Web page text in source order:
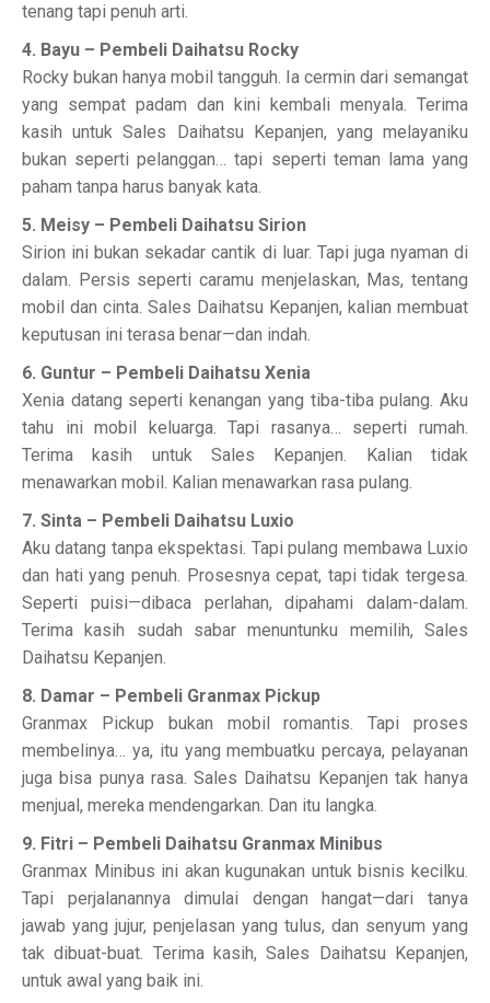
tenang tapi penuh arti.
4. Bayu – Pembeli Daihatsu Rocky
Rocky bukan hanya mobil tangguh. Ia cermin dari semangat
yang sempat padam dan kini kembali menyala. Terima
kasih untuk Sales Daihatsu Kepanjen, yang melayaniku
bukan seperti pelanggan… tapi seperti teman lama yang
paham tanpa harus banyak kata.
5. Meisy – Pembeli Daihatsu Sirion
Sirion ini bukan sekadar cantik di luar. Tapi juga nyaman di
dalam. Persis seperti caramu menjelaskan, Mas, tentang
mobil dan cinta. Sales Daihatsu Kepanjen, kalian membuat
keputusan ini terasa benar—dan indah.
6. Guntur – Pembeli Daihatsu Xenia
Xenia datang seperti kenangan yang tiba-tiba pulang. Aku
tahu ini mobil keluarga. Tapi rasanya… seperti rumah.
Terima kasih untuk Sales Kepanjen. Kalian tidak
menawarkan mobil. Kalian menawarkan rasa pulang.
7. Sinta – Pembeli Daihatsu Luxio
Aku datang tanpa ekspektasi. Tapi pulang membawa Luxio
dan hati yang penuh. Prosesnya cepat, tapi tidak tergesa.
Seperti puisi—dibaca perlahan, dipahami dalam-dalam.
Terima kasih sudah sabar menuntunku memilih, Sales
Daihatsu Kepanjen.
8. Damar – Pembeli Granmax Pickup
Granmax Pickup bukan mobil romantis. Tapi proses
membelinya… ya, itu yang membuatku percaya, pelayanan
juga bisa punya rasa. Sales Daihatsu Kepanjen tak hanya
menjual, mereka mendengarkan. Dan itu langka.
9. Fitri – Pembeli Daihatsu Granmax Minibus
Granmax Minibus ini akan kugunakan untuk bisnis kecilku.
Tapi perjalanannya dimulai dengan hangat—dari tanya
jawab yang jujur, penjelasan yang tulus, dan senyum yang
tak dibuat-buat. Terima kasih, Sales Daihatsu Kepanjen,
untuk awal yang baik ini.